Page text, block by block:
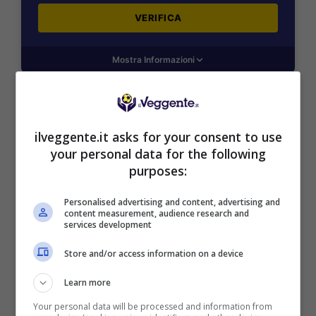
VERIFICA
Mostra Informazioni
SNAI
Bonus Benvenuto Sport: fino a 1.000€
50% sul deposito fino a 50€
1000€
ilveggente.it asks for your consent to use
your personal data for the following
purposes:
Personalised advertising and content, advertising and
content measurement, audience research and
services development
Store and/or access information on a device
Learn more
Your personal data will be processed and information from